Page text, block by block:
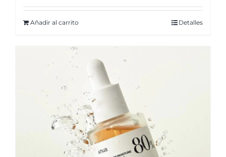
Añadir al carrito Detalles